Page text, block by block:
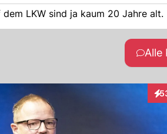
LKW sind ja kaum 20 Jahre alt.
Alle